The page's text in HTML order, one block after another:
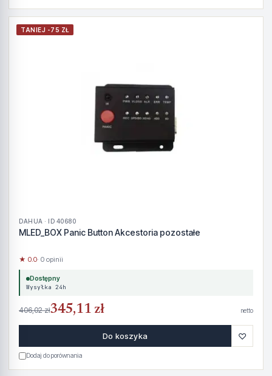
TANIEJ -75 ZŁ
DAHUA · ID 40680
MLED_BOX Panic Button Akcestoria pozostałe
★ 0.0· 0 opinii
Dostępny
Wysyłka 24h
406,02 zł345,11 zł netto
Do koszyka ♡
Dodaj do porównania